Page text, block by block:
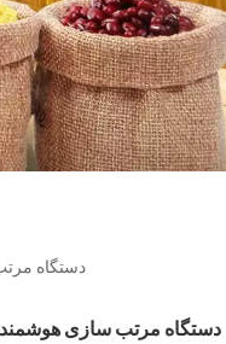
دستگاه
دستگاه مرتب سازی